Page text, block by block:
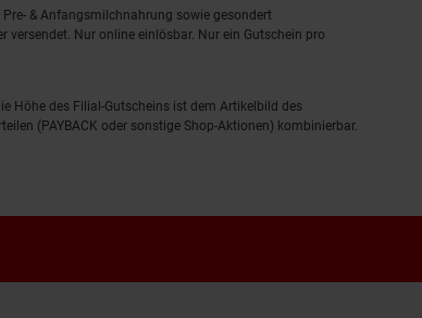
& Anfangsmilchnahrung sowie gesondert
Nur online einlösbar. Nur ein Gutschein pro
Höhe des Filial-Gutscheins ist dem Artikelbild des
(PAYBACK oder sonstige Shop-Aktionen) kombinierbar.